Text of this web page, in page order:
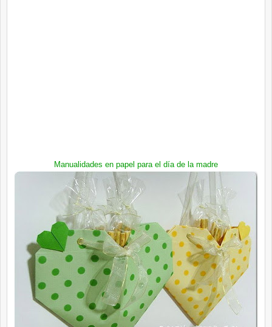
Manualidades en papel para el día de la madre